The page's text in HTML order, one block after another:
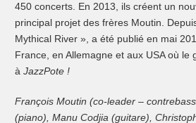
450 concerts. En 2013, ils créent un
principal projet des frères Moutin.
Mythical River », a été publié en mai
France, en Allemagne et aux USA où le
à JazzPote !
François Moutin (co-leader –
(piano), Manu Codjia (guitare),